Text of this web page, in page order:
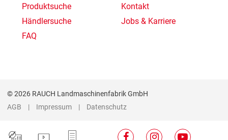
Produktsuche
Händlersuche
FAQ
Kontakt
Jobs & Karriere
© 2026 RAUCH Landmaschinenfabrik GmbH
AGB
Impressum Datenschutz